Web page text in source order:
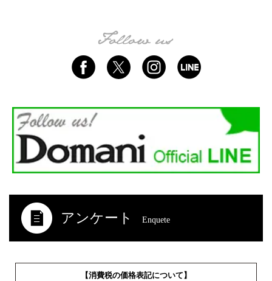
アンケート Enquete
【消費税の価格表記について】